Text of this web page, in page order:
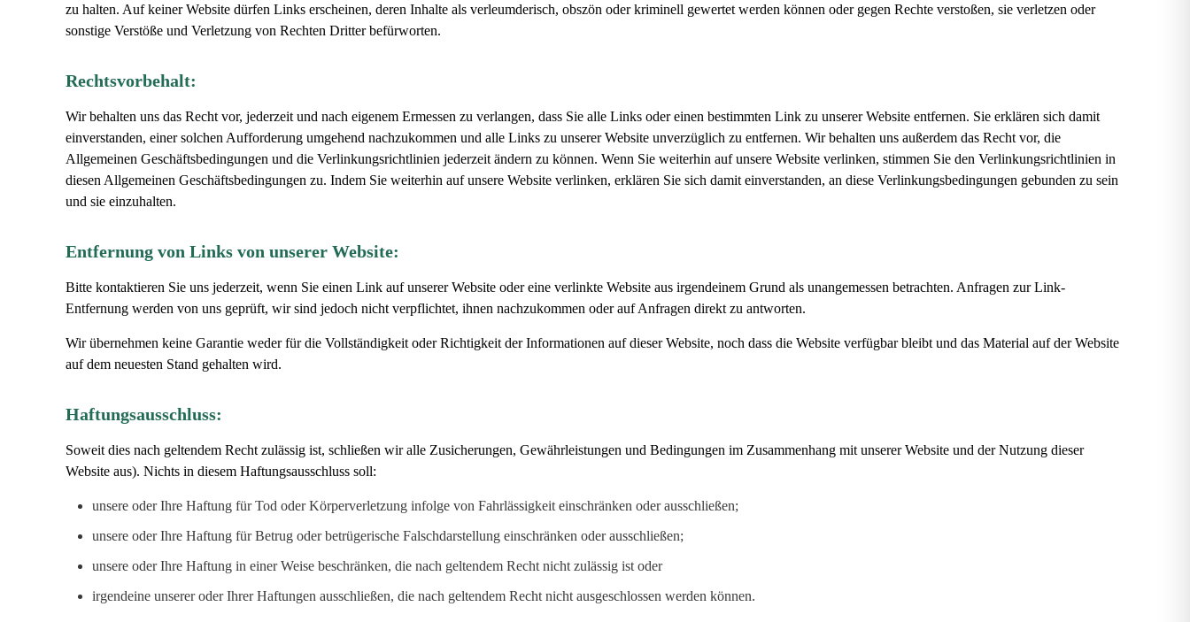
zu halten. Auf keiner Website dürfen Links erscheinen, deren Inhalte als verleumderisch, obszön oder kriminell gewertet werden können oder gegen Rechte verstoßen, sie verletzen oder
sonstige Verstöße und Verletzung von Rechten Dritter befürworten.
Rechtsvorbehalt:
Wir behalten uns das Recht vor, jederzeit und nach eigenem Ermessen zu verlangen, dass Sie alle Links oder einen bestimmten Link zu unserer Website entfernen. Sie erklären sich damit
einverstanden, einer solchen Aufforderung umgehend nachzukommen und alle Links zu unserer Website unverzüglich zu entfernen. Wir behalten uns außerdem das Recht vor, die
Allgemeinen Geschäftsbedingungen und die Verlinkungsrichtlinien jederzeit ändern zu können. Wenn Sie weiterhin auf unsere Website verlinken, stimmen Sie den Verlinkungsrichtlinien in
diesen Allgemeinen Geschäftsbedingungen zu. Indem Sie weiterhin auf unsere Website verlinken, erklären Sie sich damit einverstanden, an diese Verlinkungsbedingungen gebunden zu sein
und sie einzuhalten.
Entfernung von Links von unserer Website:
Bitte kontaktieren Sie uns jederzeit, wenn Sie einen Link auf unserer Website oder eine verlinkte Website aus irgendeinem Grund als unangemessen betrachten. Anfragen zur Link-
Entfernung werden von uns geprüft, wir sind jedoch nicht verpflichtet, ihnen nachzukommen oder auf Anfragen direkt zu antworten.
Wir übernehmen keine Garantie weder für die Vollständigkeit oder Richtigkeit der Informationen auf dieser Website, noch dass die Website verfügbar bleibt und das Material auf der Website
auf dem neuesten Stand gehalten wird.
Haftungsausschluss:
Soweit dies nach geltendem Recht zulässig ist, schließen wir alle Zusicherungen, Gewährleistungen und Bedingungen im Zusammenhang mit unserer Website und der Nutzung dieser
Website aus). Nichts in diesem Haftungsausschluss soll:
unsere oder Ihre Haftung für Tod oder Körperverletzung infolge von Fahrlässigkeit einschränken oder ausschließen;
unsere oder Ihre Haftung für Betrug oder betrügerische Falschdarstellung einschränken oder ausschließen;
unsere oder Ihre Haftung in einer Weise beschränken, die nach geltendem Recht nicht zulässig ist oder
irgendeine unserer oder Ihrer Haftungen ausschließen, die nach geltendem Recht nicht ausgeschlossen werden können.